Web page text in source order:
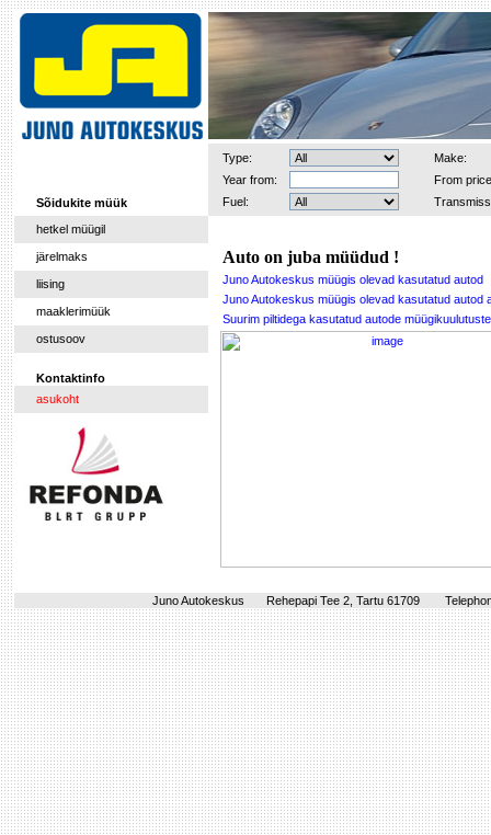
Sõidukite müük
Type:
Make:
Year from:
From
Fuel:
hetkel müügil
järelmaks
liising
maaklerimüük
ostusoov
Kontaktinfo
asukoht
Auto on juba müüdud !
Juno Autokeskus müügis olevad kasutatud autod
Juno Autokeskus müügis olevad kasutatud autod
Suurim piltidega kasutatud autode
Juno Autokeskus Rehepapi Tee 2, Tartu 61709